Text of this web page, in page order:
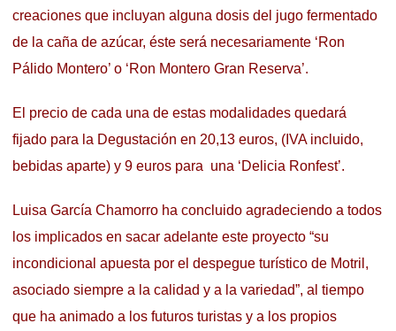
creaciones que incluyan alguna dosis del jugo fermentado
de la caña de azúcar, éste será necesariamente ‘Ron
Pálido Montero’ o ‘Ron Montero Gran Reserva’.
El precio de cada una de estas modalidades quedará
fijado para la Degustación en 20,13 euros, (IVA incluido,
bebidas aparte) y 9 euros para una ‘Delicia Ronfest’.
Luisa García Chamorro ha concluido agradeciendo a todos
los implicados en sacar adelante este proyecto “su
incondicional apuesta por el despegue turístico de Motril,
asociado siempre a la calidad y a la variedad”, al tiempo
que ha animado a los futuros turistas y a los propios